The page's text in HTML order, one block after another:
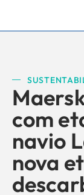
com
navio
nova